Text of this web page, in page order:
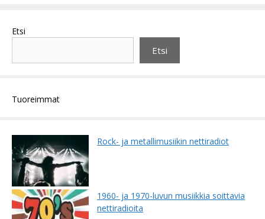
Etsi
Etsi
Tuoreimmat
Rock- ja metallimusiikin nettiradiot
1960- ja 1970-luvun musiikkia soittavia
nettiradioita